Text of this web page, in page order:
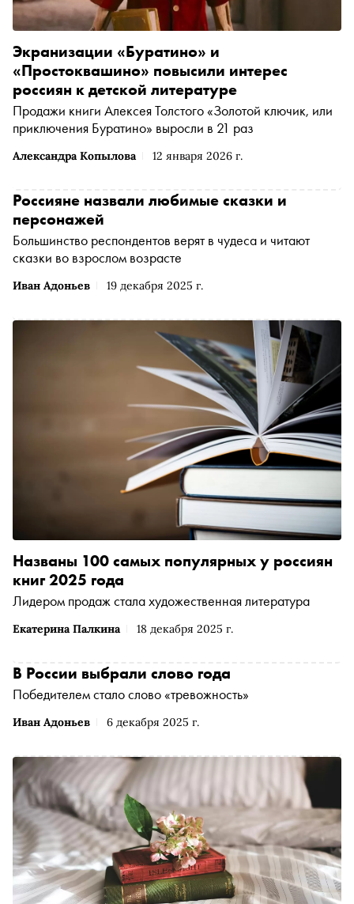
Александра Копылова 12 января 2026 г.
Экранизации «Буратино» и
«Простоквашино» повысили интерес
россиян к детской литературе
Продажи книги Алексея Толстого «Золотой ключик, или
приключения Буратино» выросли в 21 раз
Иван Адоньев 19 декабря 2025 г.
Россияне назвали любимые сказки и
персонажей
Большинство респондентов верят в чудеса и читают
сказки во взрослом возрасте
Екатерина Палкина 18 декабря 2025 г.
Названы 100 самых популярных у россиян
книг 2025 года
Лидером продаж стала художественная литература
Иван Адоньев 6 декабря 2025 г.
В России выбрали слово года
Победителем стало слово «тревожность»